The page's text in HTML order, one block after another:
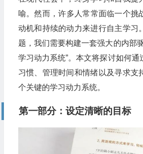
喻。然而，许多人常常面临一个
动机和持续的动力来进行自主学习
题，我们需要构建一套强大的内部
学习动力系统”。本文将探讨如何通
习惯、管理时间和情绪以及寻求支
个关键的学习动力系统。
第一部分：设定清晰的目标